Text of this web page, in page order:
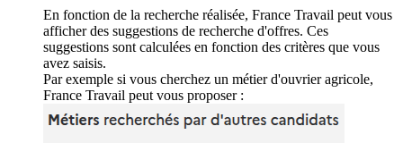
En fonction de la recherche réalisée, France Travail peut vous
afficher des suggestions de recherche d'offres. Ces
suggestions sont calculées en fonction des critères que vous
avez saisis.
Par exemple si vous cherchez un métier d'ouvrier agricole,
France Travail peut vous proposer :